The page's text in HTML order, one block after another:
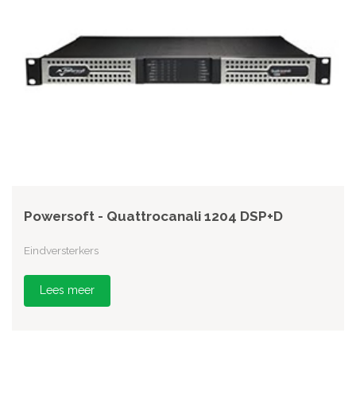
Powersoft - Quattrocanali 1204 DSP+D
Eindversterkers
Lees meer